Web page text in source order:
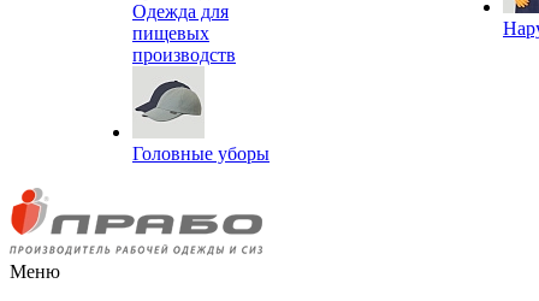
Одежда для
пищевых
производств
Головные уборы
Меню